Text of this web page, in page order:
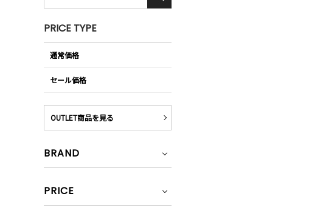
PRICE TYPE
通常価格
セール価格
OUTLET商品を見る
BRAND
PRICE